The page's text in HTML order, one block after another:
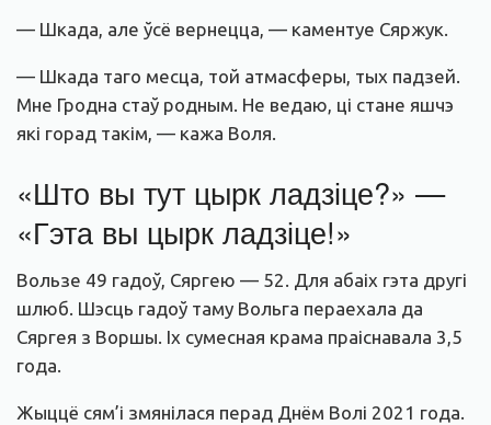
— Шкада, але ўсё вернецца, — каментуе Сяржук.
— Шкада таго месца, той атмасферы, тых падзей.
Мне Гродна стаў родным. Не ведаю, ці стане яшчэ
які горад такім, — кажа Воля.
«Што вы тут цырк ладзіце?» —
«Гэта вы цырк ладзіце!»
Вользе 49 гадоў, Сяргею — 52. Для абаіх гэта другі
шлюб. Шэсць гадоў таму Вольга пераехала да
Сяргея з Воршы. Іх сумесная крама праіснавала 3,5
года.
Жыццё сям’і змянілася перад Днём Волі 2021 года.